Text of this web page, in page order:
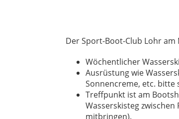
Der Sport-Boot-Club Lohr
Wöchentlicher
Ausrüstung wie
Sonnencreme, etc. bitte
Treffpunkt ist am
Wasserskisteg
mitbringen).